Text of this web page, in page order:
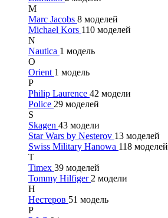
M
Marc Jacobs 8 моделей
Michael Kors 110 моделей
N
Nautica 1 модель
O
Orient 1 модель
P
Philip Laurence 42 модели
Police 29 моделей
S
Skagen 43 модели
Star Wars by Nesterov 13 моделей
Swiss Military Hanowa 118 моделей
T
Timex 39 моделей
Tommy Hilfiger 2 модели
Н
Нестеров 51 модель
Р